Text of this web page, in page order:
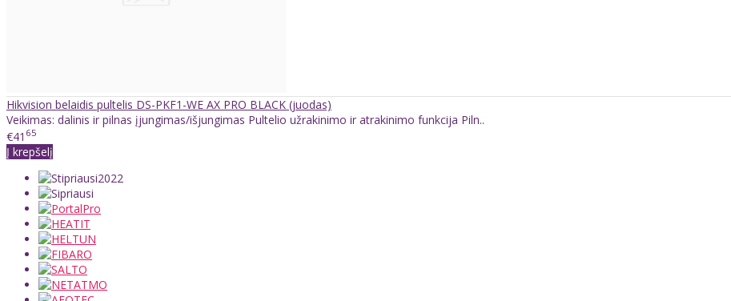
Hikvision belaidis pultelis DS-PKF1-WE AX PRO BLACK (juodas)
Veikimas: dalinis ir pilnas įjungimas/išjungimas Pultelio užrakinimo ir atrakinimo funkcija Piln..
€41 65
Į krepšelį